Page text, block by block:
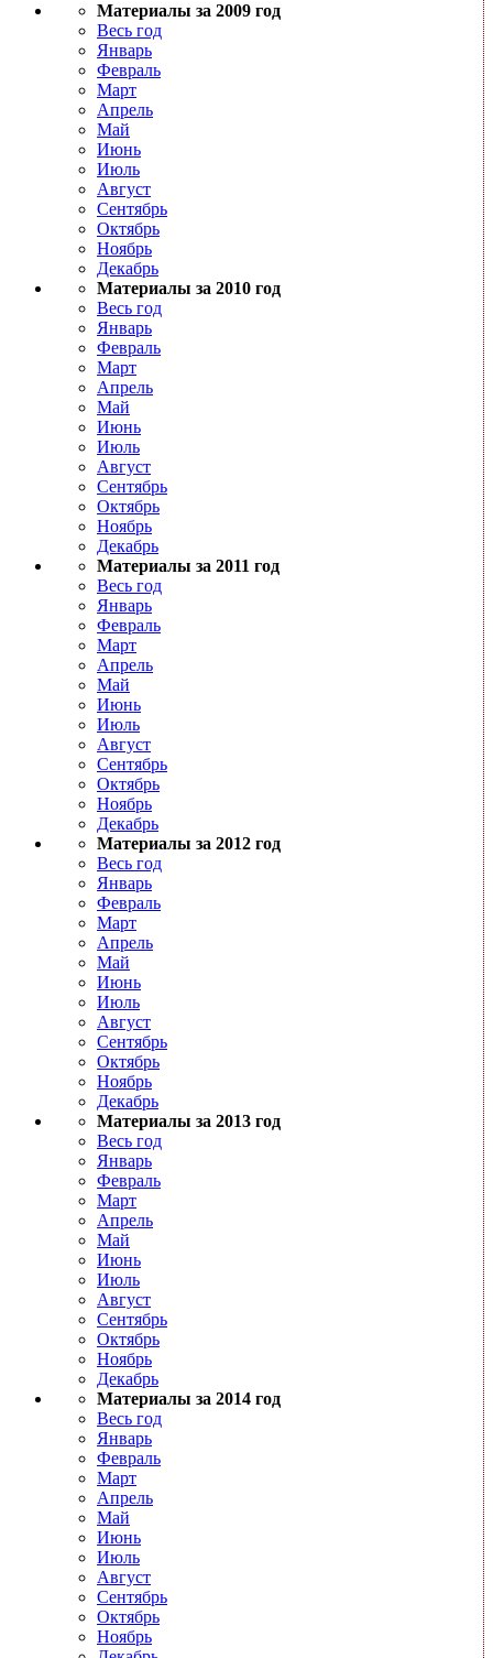
Материалы за 2009 год
Весь год
Январь
Февраль
Март
Апрель
Май
Июнь
Июль
Август
Сентябрь
Октябрь
Ноябрь
Декабрь
Материалы за 2010 год
Весь год
Январь
Февраль
Март
Апрель
Май
Июнь
Июль
Август
Сентябрь
Октябрь
Ноябрь
Декабрь
Материалы за 2011 год
Весь год
Январь
Февраль
Март
Апрель
Май
Июнь
Июль
Август
Сентябрь
Октябрь
Ноябрь
Декабрь
Материалы за 2012 год
Весь год
Январь
Февраль
Март
Апрель
Май
Июнь
Июль
Август
Сентябрь
Октябрь
Ноябрь
Декабрь
Материалы за 2013 год
Весь год
Январь
Февраль
Март
Апрель
Май
Июнь
Июль
Август
Сентябрь
Октябрь
Ноябрь
Декабрь
Материалы за 2014 год
Весь год
Январь
Февраль
Март
Апрель
Май
Июнь
Июль
Август
Сентябрь
Октябрь
Ноябрь